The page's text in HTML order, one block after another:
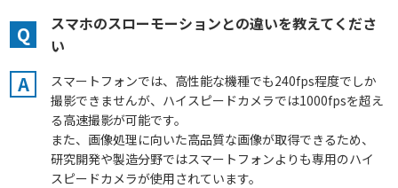
Q
スマホのスローモーションとの違いを教えてくださ
い
A
スマートフォンでは、高性能な機種でも240fps程度でしか
撮影できませんが、ハイスピードカメラでは1000fpsを超え
る高速撮影が可能です。
また、画像処理に向いた高品質な画像が取得できるため、
研究開発や製造分野ではスマートフォンよりも専用のハイ
スピードカメラが使用されています。